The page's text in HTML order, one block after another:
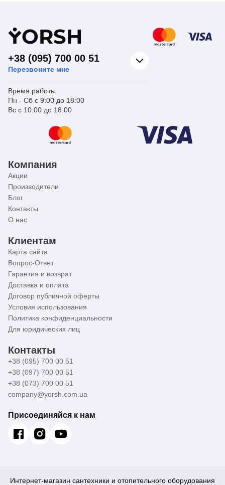
YORSH
+38 (095) 700 00 51
Перезвоните мне
Время работы
Пн - Сб с 9:00 до 18:00
Вс с 10:00 до 18:00
Компания
Акции
Производители
Блог
Контакты
О нас
Клиентам
Карта сайта
Вопрос-Ответ
Гарантия и возврат
Доставка и оплата
Договор публичной оферты
Условия использования
Политика конфиденциальности
Для юридических лиц
Контакты
+38 (095) 700 00 51
+38 (097) 700 00 51
+38 (073) 700 00 51
company@yorsh.com.ua
Присоединяйся к нам
Интернет-магазин сантехники и отопительного оборудования